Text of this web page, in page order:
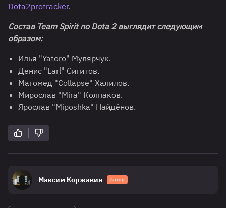
Dota2protracker.
Состав Team Spirit по Dota 2 выглядит следующим
образом:
Илья "Yatoro" Мулярчук.
Денис "Larl" Сигитов.
Магомед "Collapse" Халилов.
Мирослав "Mira" Колпаков.
Ярослав "Miposhka" Найдёнов.
Максим Коржавин Автор